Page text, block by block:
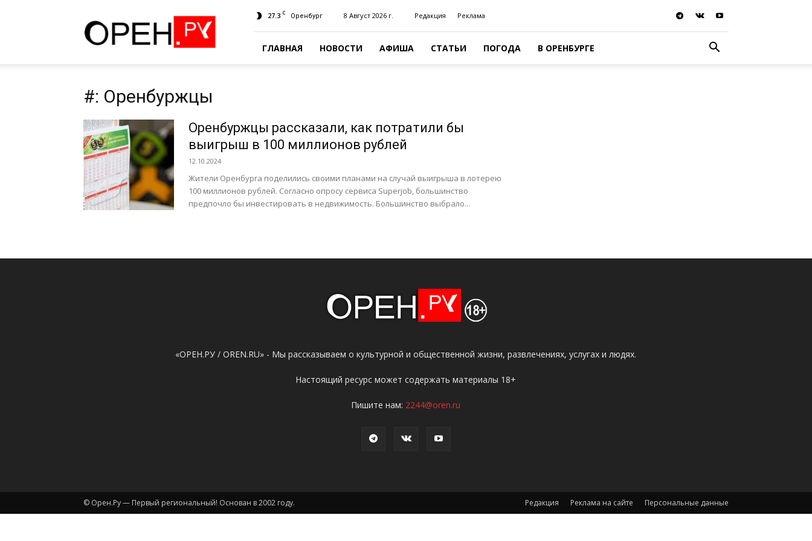
27.3 C Оренбург 8 Август 2026 г. Редакция Реклама
ГЛАВНАЯ НОВОСТИ АФИША СТАТЬИ ПОГОДА В ОРЕНБУРГЕ
#: Оренбуржцы
Оренбуржцы рассказали, как потратили бы
выигрыш в 100 миллионов рублей
12.10.2024
Жители Оренбурга поделились своими планами на случай выигрыша в лотерею
100 миллионов рублей. Согласно опросу сервиса Superjob, большинство
предпочло бы инвестировать в недвижимость. Большинство выбрало...
«ОРЕН.РУ / OREN.RU» - Мы рассказываем о культурной и общественной жизни, развлечениях, услугах и людях.
Настоящий ресурс может содержать материалы 18+
Пишите нам: 2244@oren.ru
Редакция Реклама на сайте Персональные данные
© Орен.Ру — Первый региональный! Основан в 2002 году.